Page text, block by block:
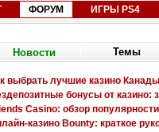
ФОРУМ ИГРЫ PS4
Новости Темы
06.11.18
26.04.13